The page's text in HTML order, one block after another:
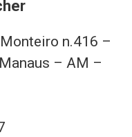
n.416 –
– AM –